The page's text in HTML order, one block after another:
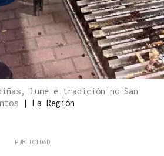
lume e tradición no San
| La Región